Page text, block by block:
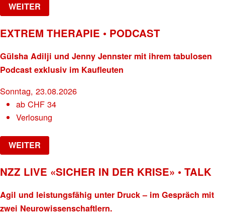
WEITER
EXTREM THERAPIE • PODCAST
Gülsha Adilji und Jenny Jennster mit ihrem tabulosen
Podcast exklusiv im Kaufleuten
Sonntag, 23.08.2026
abCHF 34
Verlosung
WEITER
NZZ LIVE «SICHER IN DER KRISE» • TALK
Agil und leistungsfähig unter Druck – im Gespräch mit
zwei Neurowissenschaftlern.